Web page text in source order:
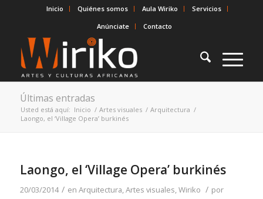
Inicio Quiénes somos Aula Wiriko
Servicios
Anúnciate
Contacto
Últimas entradas
Usted está aquí: Inicio / Artes visuales / Arquitectura /
Laongo, el ‘Village Opera’ burkinés
Laongo, el ‘Village Opera’ burkinés
20/03/2014 / en Arquitectura,Artes visuales,Wiriko / por